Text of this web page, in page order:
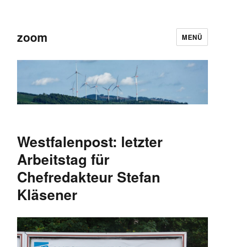
zoom MENÜ
Westfalenpost: letzter
Arbeitstag für
Chefredakteur Stefan
Kläsener